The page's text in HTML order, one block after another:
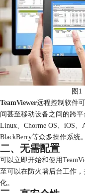
图1
TeamViewer远程控制软件
间甚至移动设备之间的跨平
Linux、Chorme OS、iOS、
BlackBerry等众多操作系统。
二、无需配置
可以立即开始和使用
至可以在防火墙后台工作
化。